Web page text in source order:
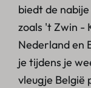
biedt de
zoals 't Zwin -
Nederland en
je tijdens je
vleugje België